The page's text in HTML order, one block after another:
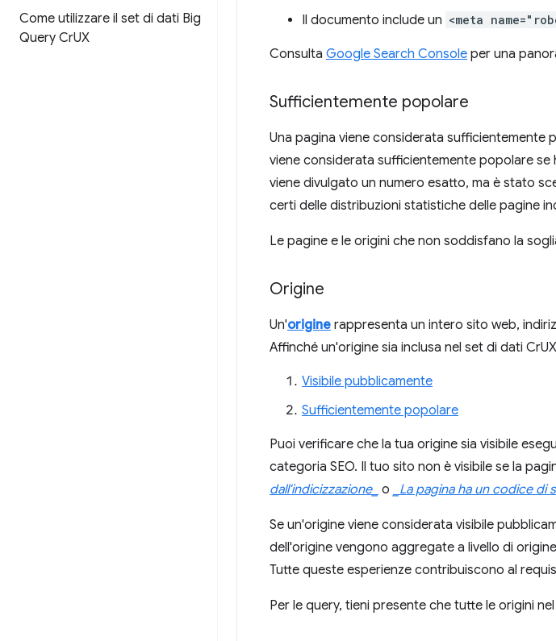
Come utilizzare il set di dati Big
Query CrUX
Il documento include un <meta
Consulta Google Search Console per una
Sufficientemente popolare
Una pagina viene considerata sufficientemente
viene considerata sufficientemente popolare se
viene divulgato un numero esatto, ma è stato
certi delle distribuzioni statistiche delle pagine
Le pagine e le origini che non soddisfano la
Origine
Un'origine rappresenta un intero sito web,
Affinché un'origine sia inclusa nel set di dati
Visibile pubblicamente
Sufficientemente popolare
Puoi verificare che la tua origine sia visibile
categoria SEO. Il tuo sito non è visibile se la
dall'indicizzazione_ o _La pagina ha un codice di
Se un'origine viene considerata visibile
dell'origine vengono aggregate a livello di
Tutte queste esperienze contribuiscono al
Per le query, tieni presente che tutte le origini